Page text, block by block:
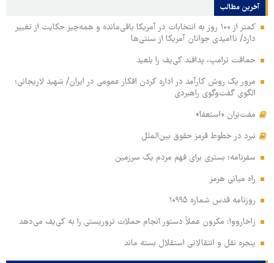
آخرین مطالب
کمتر از ۱۰۰ روز به انتخابات در آمریکا باقی‌مانده و همه‌چیز حکایت از تغییر
دارد/ ناامیدی جوانان آمریکا از سنتی‌ها
حماقت ترامپ، پدافند کی‌یف را بلعید
مرور یک روش کارآمد در اداره کردن افکار عمومی در ایران/ شهید لاریجانی؛
الگوی گفت‌وگوی راهبردی
مفت‌بَران «استعفا»
نبرد در خطوط قرمز حقوق بین‌الملل
سفرنامه؛ بستری برای فهم مردم یک سرزمین
راه میانی هرمز
روزنامه قدس شماره ۱۰۹۹۵
زاخارووا: مکرون عملاً دستور انجام حملات تروریستی را به کی‌یف می‌دهد
پنجره‌ نقل و انتقالاتی استقلال بسته ماند